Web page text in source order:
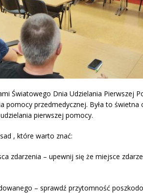
Światowego Dnia Udzielania Pierwszej
pomocy przedmedycznej. Była to
pierwszej pomocy.
, które warto znać:
zdarzenia – upewnij się że miejsce
– sprawdź przytomność